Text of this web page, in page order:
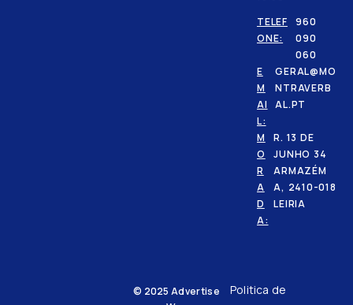
TELEF
ONE:
960
090
060
E
M
AI
L:
GERAL@MO
NTRAVERB
AL.PT
M
O
R
A
D
A:
R. 13 DE
JUNHO 34
ARMAZÉM
A, 2410-018
LEIRIA
Politica de
© 2025Advertise